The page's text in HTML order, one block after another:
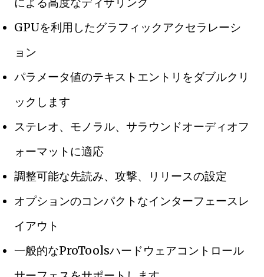
GPUを利用したグラフィックアクセラレーシ
ョン
パラメータ値のテキストエントリをダブルクリ
ックします
ステレオ、モノラル、サラウンドオーディオフ
ォーマットに適応
調整可能な先読み、攻撃、リリースの設定
オプションのコンパクトなインターフェースレ
イアウト
一般的なProToolsハードウェアコントロール